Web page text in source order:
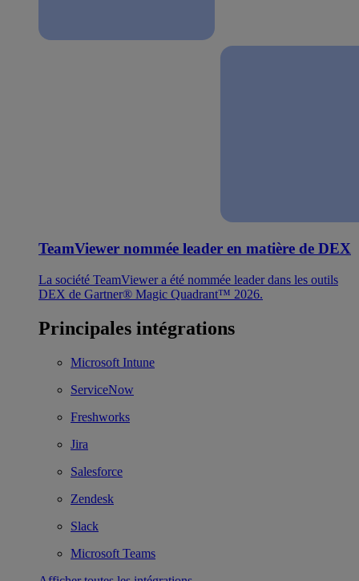
TeamViewer nommée leader en matière de DEX
La société TeamViewer a été nommée leader dans les outils
DEX de Gartner® Magic Quadrant™ 2026.
Principales intégrations
Microsoft Intune
ServiceNow
Freshworks
Jira
Salesforce
Zendesk
Slack
Microsoft Teams